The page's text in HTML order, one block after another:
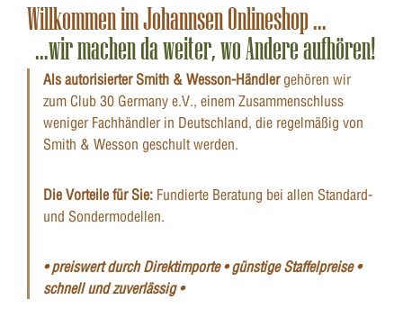
Willkommen im Johannsen Onlineshop ...
...wir machen da weiter, wo Andere aufhören!
Als autorisierter Smith & Wesson-Händlergehören wir
zum Club 30 Germany e.V., einem Zusammenschluss
weniger Fachhändler in Deutschland, die regelmäßig von
Smith & Wesson geschult werden.
Die Vorteile für Sie: Fundierte Beratung bei allen Standard-
und Sondermodellen.
• preiswert durch Direktimporte • günstige Staffelpreise •
schnell und zuverlässig •